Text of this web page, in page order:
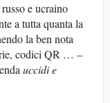
e ucraino
a tutta quanta la
la ben nota
codici QR … –
uccidi e